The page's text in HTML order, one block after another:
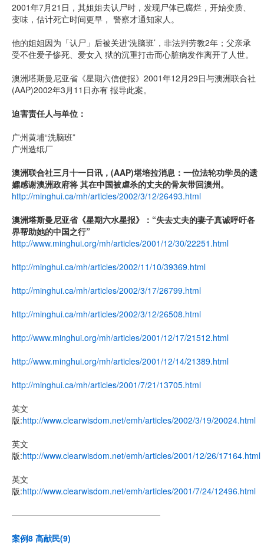
2001年7月21日，其姐姐去认尸时，发现尸体已腐烂，开始变质、
变味，估计死亡时间更早， 警察才通知家人。
他的姐姐因为「认尸」后被关进‘洗脑班’，非法判劳教2年；父亲承
受不住爱子惨死、爱女入 狱的沉重打击而心脏病发作离开了人世。
澳洲塔斯曼尼亚省《星期六信使报》2001年12月29日与澳洲联合社
(AAP)2002年3月11日亦有 报导此案。
迫害责任人与单位：
广州黄埔“洗脑班”
广州造纸厂
澳洲联合社三月十一日讯，(AAP)堪培拉消息：一位法轮功学员的遗
孀感谢澳洲政府将 其在中国被虐杀的丈夫的骨灰带回澳州。
http://minghui.ca/mh/articles/2002/3/12/26493.html
澳洲塔斯曼尼亚省《星期六水星报》：“失去丈夫的妻子真诚呼吁各
界帮助她的中国之行”
http://www.minghui.org/mh/articles/2001/12/30/22251.html
http://minghui.ca/mh/articles/2002/11/10/39369.html
http://minghui.ca/mh/articles/2002/3/17/26799.html
http://minghui.ca/mh/articles/2002/3/12/26508.html
http://www.minghui.org/mh/articles/2001/12/17/21512.html
http://www.minghui.org/mh/articles/2001/12/14/21389.html
http://minghui.ca/mh/articles/2001/7/21/13705.html
英文
版:http://www.clearwisdom.net/emh/articles/2002/3/19/20024.html
英文
版:http://www.clearwisdom.net/emh/articles/2001/12/26/17164.html
英文
版:http://www.clearwisdom.net/emh/articles/2001/7/24/12496.html
——————————————————
案例8 高献民(9)